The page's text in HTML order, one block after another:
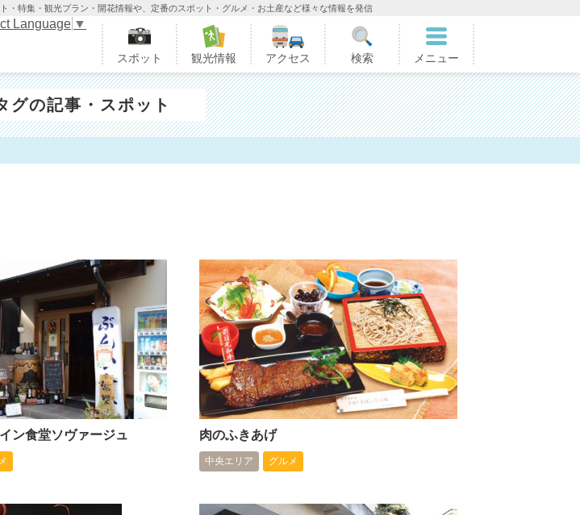
・特集・観光プラン・開花情報や、定番のスポット・グルメ・お土産など様々な情報を発信
スポット 観光情報 アクセス 検索 メニュー
Language ▼
グの記事・スポット
ン食堂ソヴァージュ 肉のふきあげ
中央エリア グルメ